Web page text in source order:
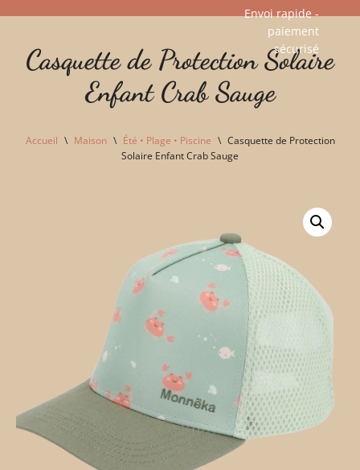
Envoi rapide -
paiement
sécurisé​
Casquette de Protection Solaire
Enfant Crab Sauge
Accueil \ Maison \ Été • Plage • Piscine \ Casquette de Protection
Solaire Enfant Crab Sauge